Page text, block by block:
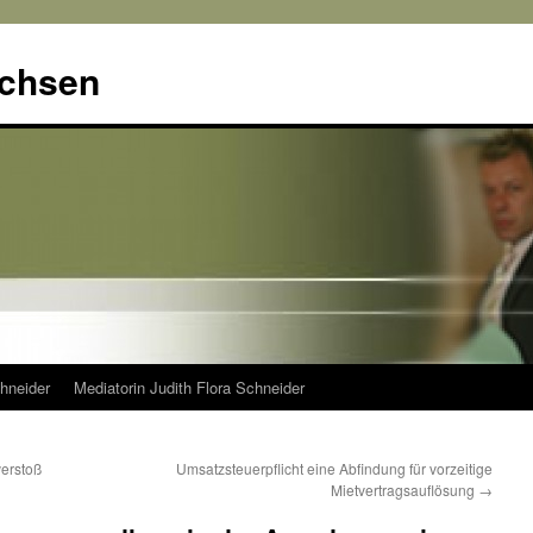
Mediatorin Judith Flora Schneider
Umsatzsteuerpflicht eine Abfindung für vorzeitige
Mietvertragsauflösung →